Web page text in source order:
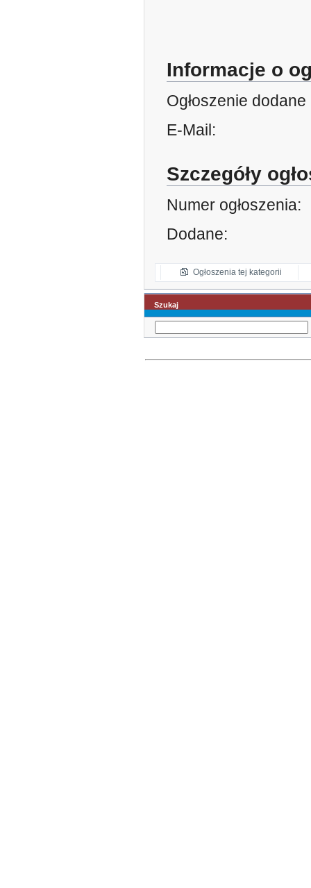
Informacje o
Ogłoszenie
E-Mail:
Szczegóły
Numer ogłoszenia:
Dodane:
Ogłoszenia tej kategorii
Szukaj